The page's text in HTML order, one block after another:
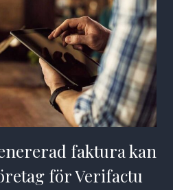
faktura kan
för Verifactu